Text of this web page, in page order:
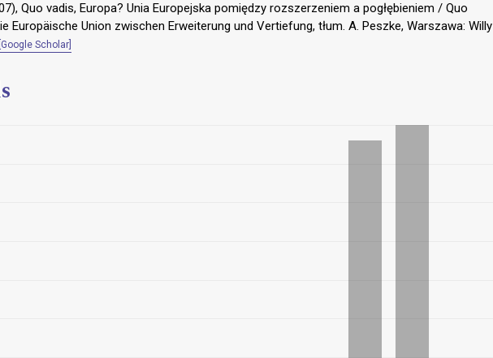
Quo vadis, Europa? Unia Europejska pomiędzy rozszerzeniem a pogłębieniem / Quo
Europäische Union zwischen Erweiterung und Vertiefung, tłum. A. Peszke, Warszawa: Willy
[Google Scholar]